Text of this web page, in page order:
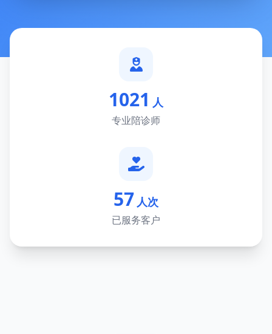
1021 人
专业陪诊师
57 人次
已服务客户